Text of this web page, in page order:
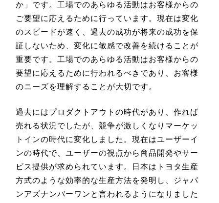
か」です。工場でのあらゆる活動はお客様からの
ご要望に応えるために行っています。現在は変化
のスピードが速く、過去の成功が将来の成功を保
証しないため、変化に敏感で改善を続けることが
重要です。工場でのあらゆる活動はお客様からの
要望に応えるために行われるべきであり、お客様
のニーズを理解することが大切です。
過去にはプロダクトアウトの時代があり、作れば
売れる状況でしたが、競争が激しくなりマーケッ
トインの時代に変化しました。現在はユーザーイ
ンの時代で、ユーザーの視点から商品開発やサー
ビス提供が求められています。日本はトヨタ生産
方式のような効率的な生産方法を発明し、ジャパ
ンアズナンバーワンと言われるようになりました